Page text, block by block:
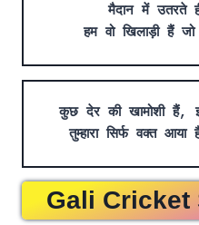
मैदान में उतरते
हम वो खिलाड़ी हैं
कुछ देर की खामोशी हैं,
तुम्हारा सिर्फ वक्त
Gali Cricket